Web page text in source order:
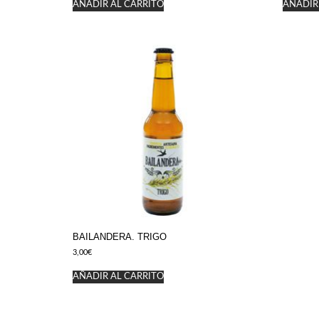
AÑADIR AL CARRITO AÑADIR
BAILANDERA. TRIGO
3,00€
AÑADIR AL CARRITO